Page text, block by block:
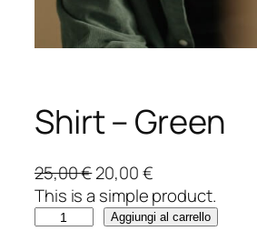
Shirt – Green
25,00€I
p
20,00€I
l
p
This is a simple product.
Aggiungi al carrello